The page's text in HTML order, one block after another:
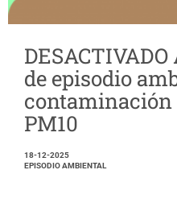
de episodio
PM10
18-12-2025
EPISODIO AMBIENTAL